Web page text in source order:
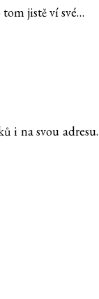
jistě ví své…
i na svou adresu.